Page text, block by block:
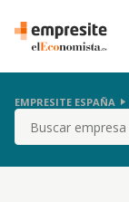
EMPRESITE ESPAÑA
Buscar